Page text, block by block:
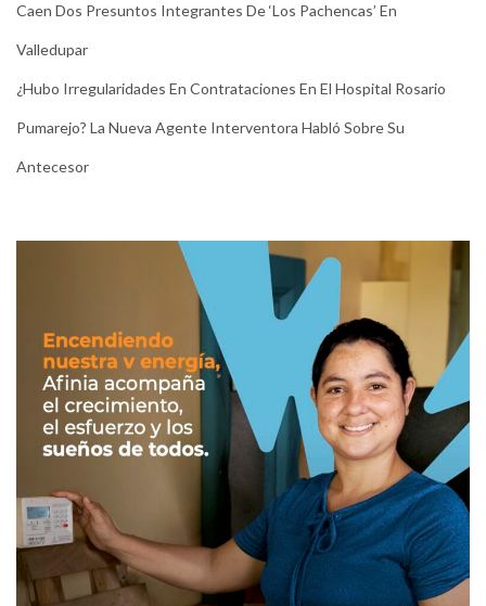
Caen Dos Presuntos Integrantes De ‘Los Pachencas’ En
Valledupar
¿Hubo Irregularidades En Contrataciones En El Hospital Rosario
Pumarejo? La Nueva Agente Interventora Habló Sobre Su
Antecesor